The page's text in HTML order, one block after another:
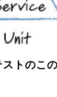
トのこ